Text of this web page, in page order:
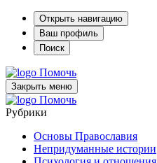
Открыть навигацию
Ваш профиль
Поиск
Помочь
Закрыть меню
Помочь
Рубрики
Основы Православия
Непридуманные истории